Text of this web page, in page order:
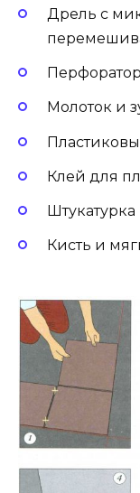
Дрель с
Молоток и
Клей для
Кисть и